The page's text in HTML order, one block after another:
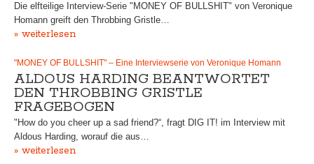
Die elfteilige Interview-Serie "MONEY OF BULLSHIT" von Veronique
Homann greift den Throbbing Gristle…
» weiterlesen
"MONEY OF BULLSHIT" – Eine Interviewserie von Veronique Homann
ALDOUS HARDING BEANTWORTET
DEN THROBBING GRISTLE
FRAGEBOGEN
"How do you cheer up a sad friend?“, fragt DIG IT! im Interview mit
Aldous Harding, worauf die aus…
» weiterlesen